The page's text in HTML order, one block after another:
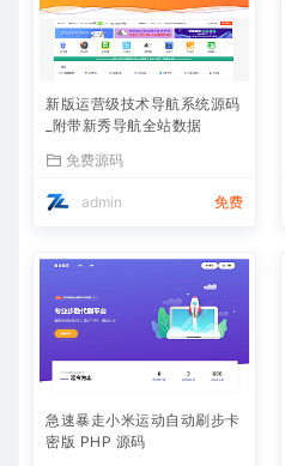
新版运营级技术导航系统源码
_附带新秀导航全站数据
免费源码
admin 免费
急速暴走小米运动自动刷步卡
密版 PHP 源码